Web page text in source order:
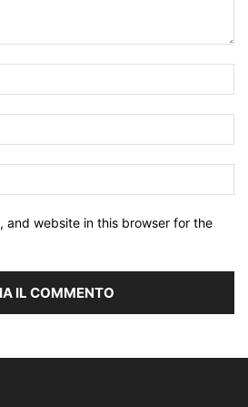
and website in this browser for the